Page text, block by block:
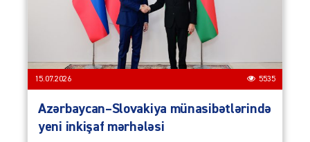
15.07.2026 5535
Azərbaycan–Slovakiya münasibətlərində
yeni inkişaf mərhələsi